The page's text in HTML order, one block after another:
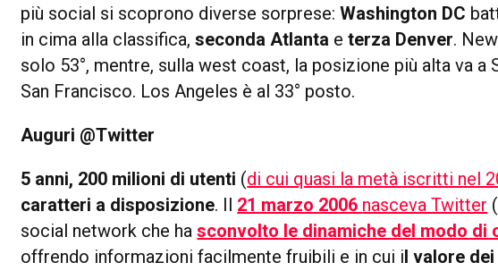
più social si scoprono diverse sorprese:Washington DC
in cima alla classifica,seconda Atlanta eterza Denver.
solo 53°, mentre, sulla west coast, la posizione più alta va a
San Francisco. Los Angeles è al 33° posto.
Auguri @Twitter
5 anni, 200 milioni di utenti (di cui quasi la metà iscritti nel
caratteri a disposizione. Il 21 marzo 2006 nasceva Twitter (
social network che hasconvolto le dinamiche del modo di
offrendo informazioni facilmente fruibili e in cui il valore